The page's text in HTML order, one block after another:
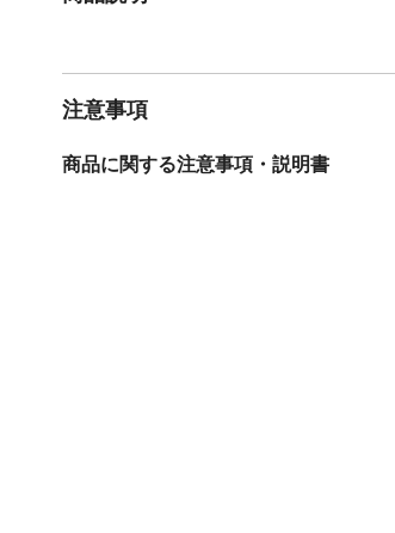
注意事項
商品に関する注意事項・説明書